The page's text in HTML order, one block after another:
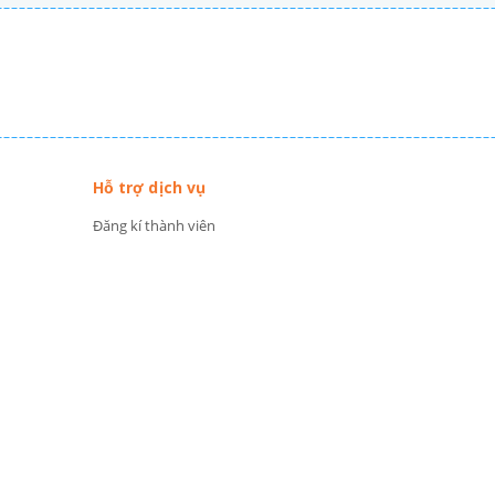
Hỗ trợ dịch vụ
Đăng kí thành viên